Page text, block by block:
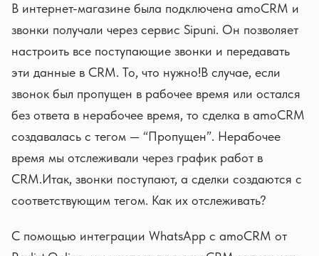
В интернет-магазине была подключена amoCRM и
звонки получали через сервис Sipuni. Он позволяет
настроить все поступающие звонки и передавать
эти данные в CRM. То, что нужно!В случае, если
звонок был пропущен в рабочее время или остался
без ответа в нерабочее время, то сделка в amoCRM
создавалась с тегом — “Пропущен”. Нерабочее
время мы отслеживали через график работ в
CRM.Итак, звонки поступают, а сделки создаются с
соответствующим тегом. Как их отслеживать?
С помощью интеграции WhatsApp с amoCRM от